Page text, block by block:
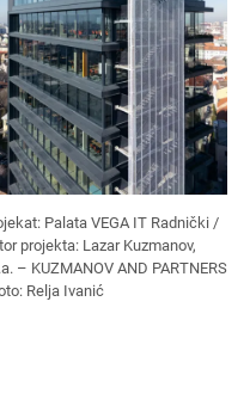
Palata VEGA IT Radnički /
projekta: Lazar Kuzmanov,
– KUZMANOV AND PARTNERS
Relja Ivanić